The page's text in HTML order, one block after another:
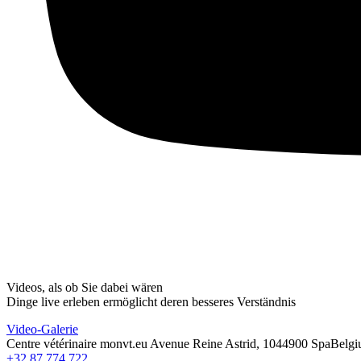
Videos, als ob Sie dabei wären
Dinge live erleben ermöglicht deren besseres Verständnis
Video-Galerie
Centre vétérinaire monvt.eu Avenue Reine Astrid, 1044900 Spa